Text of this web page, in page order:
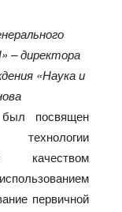
директора
«Наука и
посвящен
технологии
качеством
первичной